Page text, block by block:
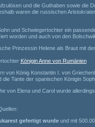
und die Guthaben sowie die
waren die russischen
und Schwiegertochter ein
worden und auch von den
Prinzessin Helene als Braut mit
Königin Anne von Rumänien
von König Konstantin I. von
Tante der spanischen Königin
von Elena und Carol wurde
gefertigt wurdeund mit